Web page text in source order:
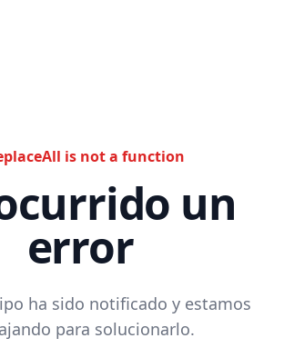
is not a function
un
error
ha sido notificado y estamos
para solucionarlo.